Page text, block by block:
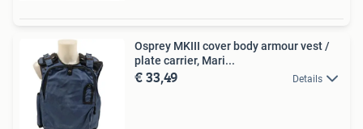
Osprey MKIII cover body armour vest /
plate carrier, Mari...
€ 33,49 Details